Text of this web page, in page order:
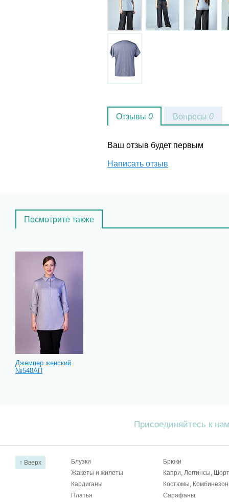
Отзывы 0
Ваш отзыв будет первым
Написать отзыв
Вопросы 0
Посмотрите также
Джемпер женский
№548АП
Присоединяйтесь к
↑ Вверх Блузки
Брюки
Жакеты и жилеты
Капри, Леггинсы,
Кардиганы
Костюмы,
Платья
Сарафаны